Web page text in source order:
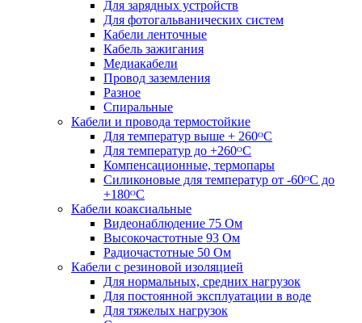
Для зарядных устройств
Для фотогальванических систем
Кабели ленточные
Кабель зажигания
Медиакабели
Провод заземления
Разное
Спиральные
Кабели и провода термостойкие
Для температур выше + 260ᴼС
Для температур до +260ᴼС
Компенсационные, термопары
Силиконовые для температур от -60ᴼC до
+180ᴼС
Кабели коаксиальные
Видеонаблюдение 75 Ом
Высокочастотные 93 Ом
Радиочастотные 50 Ом
Кабели с резиновой изоляцией
Для нормальных, средних нагрузок
Для постоянной эксплуатации в воде
Для тяжелых нагрузок